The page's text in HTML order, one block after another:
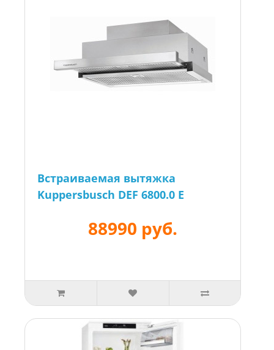
Встраиваемая вытяжка
Kuppersbusch DEF 6800.0 E
88990 руб.